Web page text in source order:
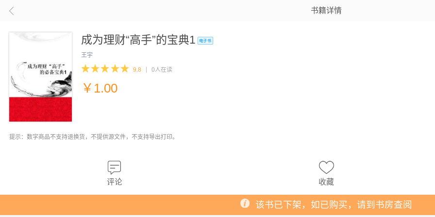
书籍详情
成为理财“高手”的宝典1
王宇
9.8 0人在读
￥ 1.00
提示：数字商品不支持退换货，不提供源文件，不支持导出打印。
评论 收藏
该书已下架，如已购买，请到书房查阅